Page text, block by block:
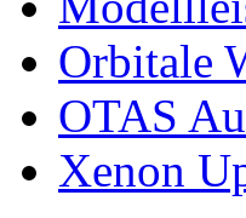
Orbitale
OTAS
Xenon